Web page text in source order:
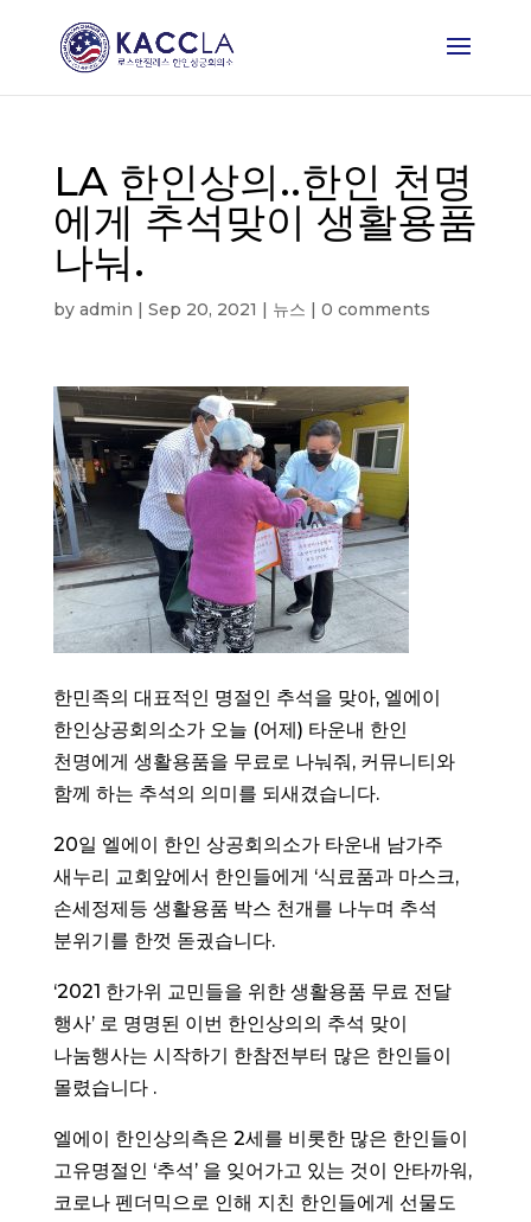
LA 한인상의..한인 천명
에게 추석맞이 생활용품
나눠.
by admin | Sep 20, 2021 | 뉴스 | 0 comments
한민족의 대표적인 명절인 추석을 맞아, 엘에이
한인상공회의소가 오늘 (어제) 타운내 한인
천명에게 생활용품을 무료로 나눠줘, 커뮤니티와
함께 하는 추석의 의미를 되새겼습니다.
20일 엘에이 한인 상공회의소가 타운내 남가주
새누리 교회앞에서 한인들에게 ‘식료품과 마스크,
손세정제등 생활용품 박스 천개를 나누며 추석
분위기를 한껏 돋궜습니다.
‘2021 한가위 교민들을 위한 생활용품 무료 전달
행사’ 로 명명된 이번 한인상의의 추석 맞이
나눔행사는 시작하기 한참전부터 많은 한인들이
몰렸습니다 .
엘에이 한인상의측은 2세를 비롯한 많은 한인들이
고유명절인 ‘추석’ 을 잊어가고 있는 것이 안타까워,
코로나 펜더믹으로 인해 지친 한인들에게 선물도